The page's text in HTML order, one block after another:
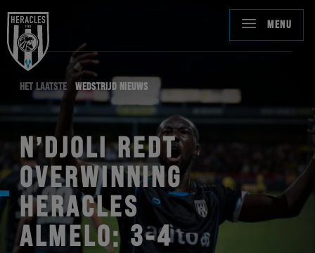
MENU
HET LAATSTE WEDSTRIJD NIEUWS
N’DJOLI REDT
OVERWINNING
HERACLES
ALMELO: 3-4